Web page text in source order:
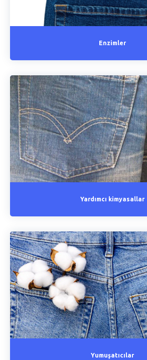
Enzimler
Yardımcı kimyasallar
Yumuşatıcılar